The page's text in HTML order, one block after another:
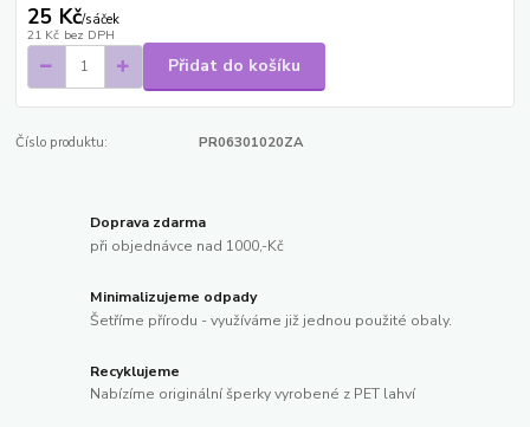
25 Kč/sáček
21 Kč bez DPH
Přidat do košíku
Číslo produktu: PR06301020ZA
Doprava zdarma
při objednávce nad 1000,-Kč
Minimalizujeme odpady
Šetříme přírodu - využíváme již jednou použité obaly.
Recyklujeme
Nabízíme originální šperky vyrobené z PET lahví